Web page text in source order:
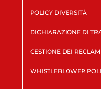
POLICY DIVERSITÀ
DICHIARAZIONE DI
GESTIONE DEI RECLAMI
WHISTLEBLOWER